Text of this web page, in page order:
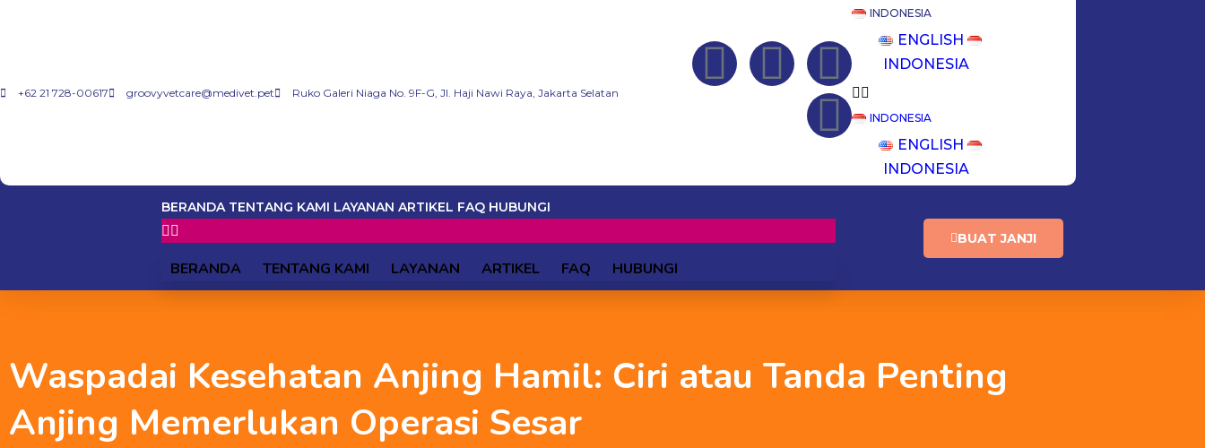
+62 21 728-00617 groovyvetcare@medivet.pet Ruko Galeri Niaga No. 9F-G, Jl. Haji Nawi Raya, Jakarta Selatan
INDONESIA
ENGLISH
INDONESIA
INDONESIA
ENGLISH
INDONESIA
BERANDA TENTANG KAMI LAYANAN ARTIKEL FAQ HUBUNGI
BERANDA TENTANG KAMI LAYANAN ARTIKEL FAQ HUBUNGI
BUAT JANJI
Waspadai Kesehatan Anjing Hamil: Ciri atau Tanda Penting
Anjing Memerlukan Operasi Sesar